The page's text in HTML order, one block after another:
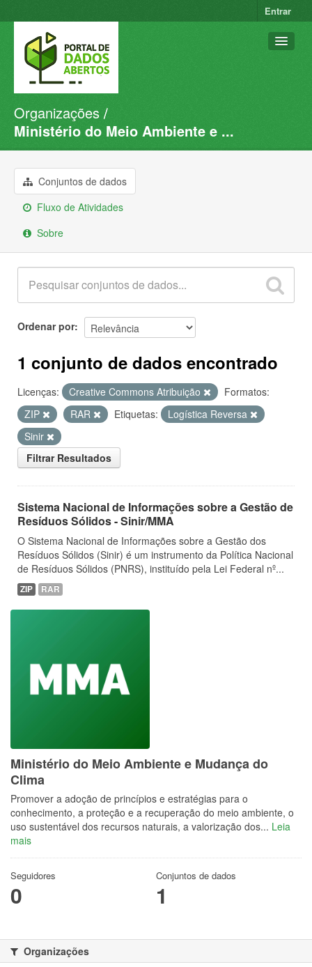
Entrar
Conjuntos de dados
Organizações
Sobre
Organizações
Ministério do Meio Ambiente e ...
Conjuntos de dados
Fluxo de Atividades
Sobre
Ordenar por
1 conjunto de dados encontrado
Licenças: Creative Commons Atribuição
Formatos:
ZIP
RAR Etiquetas:
Logística Reversa
Sinir
Filtrar Resultados
Sistema Nacional de Informações sobre a Gestão de
Resíduos Sólidos - Sinir/MMA
O Sistema Nacional de Informações sobre a Gestão dos
Resíduos Sólidos (Sinir) é um instrumento da Política Nacional
de Resíduos Sólidos (PNRS), instituído pela Lei Federal nº...
ZIP RAR
Ministério do Meio Ambiente e Mudança do
Clima
Promover a adoção de princípios e estratégias para o
conhecimento, a proteção e a recuperação do meio ambiente, o
uso sustentável dos recursos naturais, a valorização dos... Leia
mais
Seguidores
0
Conjuntos de dados
1
Organizações